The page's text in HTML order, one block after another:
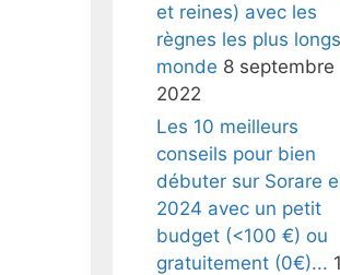
et reines) avec les
règnes les plus
monde 8 septembre
2022
Les 10 meilleurs
conseils pour bien
débuter sur Sorare
2024 avec un petit
budget (<100 €) ou
gratuitement (0€)...